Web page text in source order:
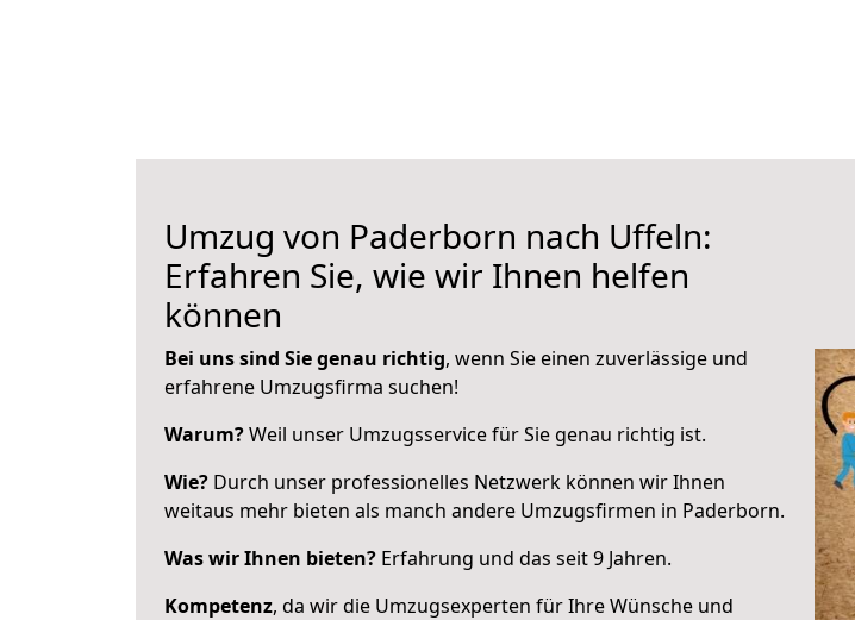
Umzug von Paderborn nach Uffeln:
Erfahren Sie, wie wir Ihnen helfen
können
Bei uns sind Sie genau richtig, wenn Sie einen zuverlässige und
erfahrene Umzugsfirma suchen!
Warum?Weil unser Umzugsservice für Sie genau richtig ist.
Wie? Durch unser professionelles Netzwerk können wir Ihnen
weitaus mehr bieten als manch andere Umzugsfirmen in Paderborn.
Was wir Ihnen bieten? Erfahrung und das seit 9 Jahren.
Kompetenz, da wir die Umzugsexperten für Ihre Wünsche und